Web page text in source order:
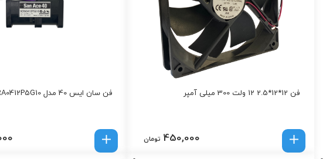
فن 12*12*2.5 12 ولت 300 میلی آمپر
450,000 تومان
فن سان ایس 40 مدل 9CRA0412P5G10